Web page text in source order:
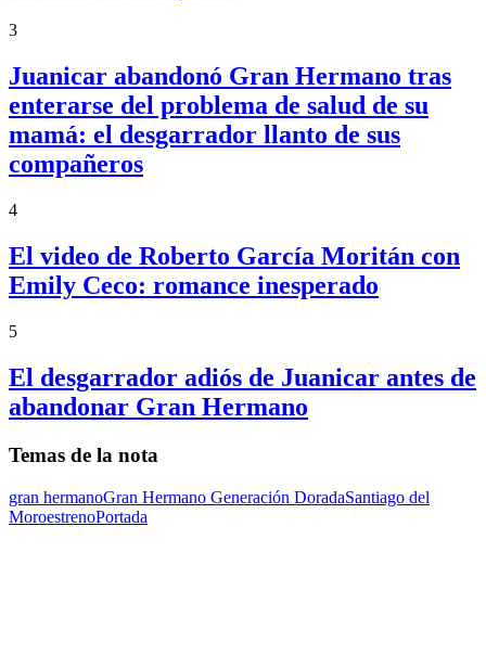
3
Juanicar abandonó Gran Hermano tras
enterarse del problema de salud de su
mamá: el desgarrador llanto de sus
compañeros
4
El video de Roberto García Moritán con
Emily Ceco: romance inesperado
5
El desgarrador adiós de Juanicar antes de
abandonar Gran Hermano
Temas de la nota
gran hermanoGran Hermano Generación DoradaSantiago del
MoroestrenoPortada